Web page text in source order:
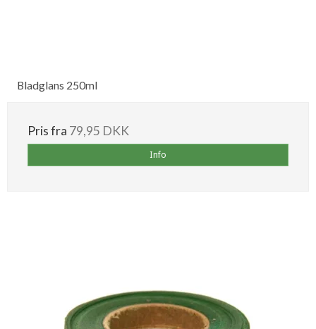
Bladglans 250ml
Pris fra 79,95 DKK
Info